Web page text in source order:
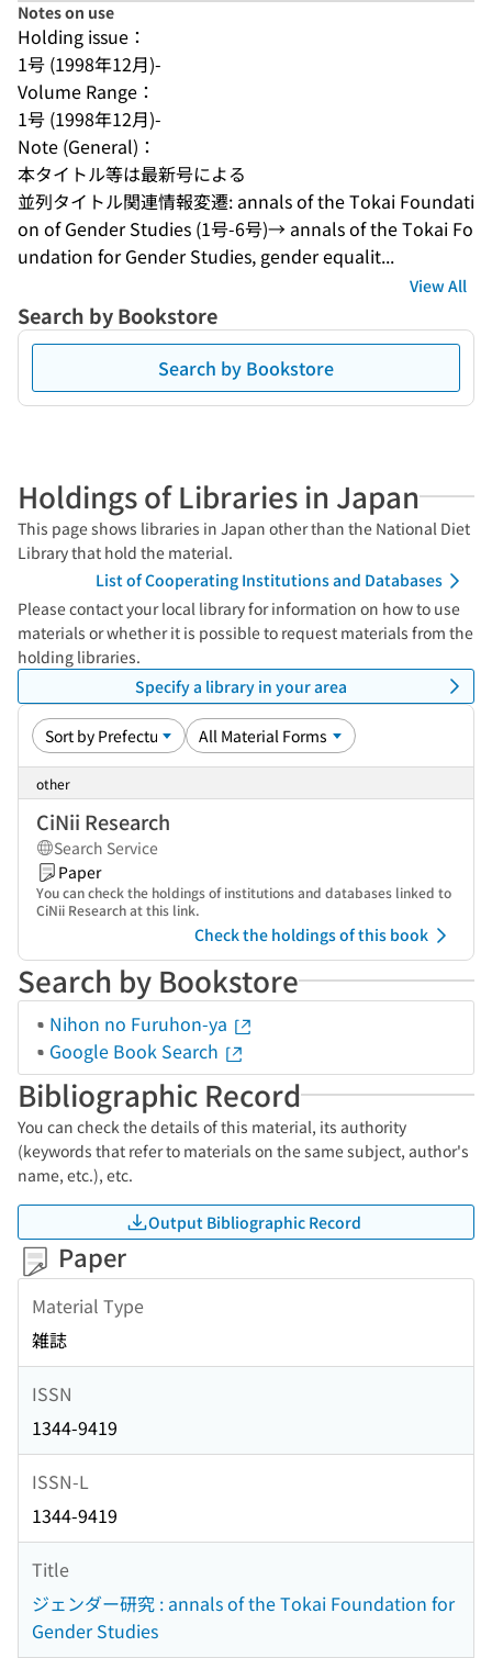
Notes on use
Holding issue：
1号 (1998年12月)-
Volume Range：
1号 (1998年12月)-
Note (General)：
本タイトル等は最新号による
並列タイトル関連情報変遷: annals of the Tokai Foundati
on of Gender Studies (1号-6号)→ annals of the Tokai Fo
undation for Gender Studies, gender equalit...
View All
Search by Bookstore
Search by Bookstore
Holdings of Libraries in Japan
This page shows libraries in Japan other than the National Diet
Library that hold the material.
List of Cooperating Institutions and Databases
Please contact your local library for information on how to use
materials or whether it is possible to request materials from the
holding libraries.
Specify a library in your area
other
CiNii Research
Search Service
Paper
You can check the holdings of institutions and databases linked to
CiNii Research at this link.
Check the holdings of this book
Search by Bookstore
Nihon no Furuhon-ya
Google Book Search
Bibliographic Record
You can check the details of this material, its authority
(keywords that refer to materials on the same subject, author's
name, etc.), etc.
Output Bibliographic Record
Paper
Material Type
雑誌
ISSN
1344-9419
ISSN-L
1344-9419
Title
ジェンダー研究 : annals of the Tokai Foundation for
Gender Studies